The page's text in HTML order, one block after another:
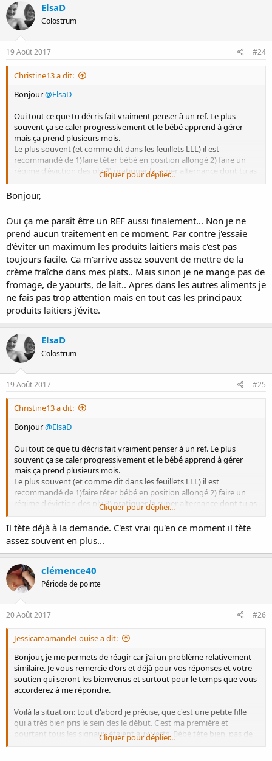
t
i
o
n
s
ElsaD
Colostrum
19 Août 2017 #24
Christine13 a dit:
Bonjour@ElsaD
Oui tout ce que tu décris fait vraiment penser à un ref. Le plus
souvent ça se caler progressivement et le bébé apprend à gérer
mais ça prend plusieurs mois.
Le plus souvent (et comme dit dans les feuillets LLL) il est
recommandé de 1)faire téter bébé en position allongé 2) faire un
régime d'éviction des plv 3) pratiquer la super alternance dont tu as
déjà pu voir les effets positifs 4) tirer un peu ton lait à la main ou au
tire lait avant de faire téter bébé 5) faire des tétées fréquentes à la
demande (pas de durée précise entre les tétées).
Ici mon ref été du à un médicament et ça rendait vraiment les tétées
impossibles. As-tu un traitement en ce moment ?
Heureusement que la nuit se passe mieux, c'est souvent le cas
N'hésite pas si tu as davantage de questions, et besoins de
précisions/conseils, nous sommes la pour ça
@JessicamamandeLouisetout ce que j'ai écrit avant peut te servir
aussi. De quelle couleur sont les selles de bébé ?
Cliquer pour déplier...
Bonjour,
Oui ça me paraît être un REF aussi finalement... Non je ne
prend aucun traitement en ce moment. Par contre j'essaie
d'éviter un maximum les produits laitiers mais c'est pas
toujours facile. Ca m'arrive assez souvent de mettre de la
crème fraîche dans mes plats.. Mais sinon je ne mange pas de
fromage, de yaourts, de lait.. Apres dans les autres aliments je
ne fais pas trop attention mais en tout cas les principaux
produits laitiers j'évite.
ElsaD
Colostrum
19 Août 2017 #25
Christine13 a dit:
Bonjour@ElsaD
Oui tout ce que tu décris fait vraiment penser à un ref. Le plus
souvent ça se caler progressivement et le bébé apprend à gérer
mais ça prend plusieurs mois.
Le plus souvent (et comme dit dans les feuillets LLL) il est
recommandé de 1)faire téter bébé en position allongé 2) faire un
régime d'éviction des plv 3) pratiquer la super alternance dont tu as
déjà pu voir les effets positifs 4) tirer un peu ton lait à la main ou au
tire lait avant de faire téter bébé 5) faire des tétées fréquentes à la
demande (pas de durée précise entre les tétées).
Ici mon ref été du à un médicament et ça rendait vraiment les tétées
Heureusement que la nuit se passe mieux, c'est souvent le cas
N'hésite pas si tu as davantage de questions, et besoins de
précisions/conseils, nous sommes la pour ça
@JessicamamandeLouise
tout ce que j'ai écrit avant peut te servir
Cliquer pour déplier...
Il tète déjà à la demande. C'est vrai qu'en ce moment il tète
assez souvent en plus...
clémence40
Période de pointe
20 Août 2017 #26
JessicamamandeLouise a dit:
Bonjour, je me permets de réagir car j'ai un problème relativement
similaire. Je vous remercie d'ors et déjà pour vos réponses et votre
soutien qui seront les bienvenus et surtout pour le temps que vous
accorderez à me répondre.
Voilà la situation: tout d'abord je précise, que c'est une petite fille
qui a très bien pris le sein des le début. C'est ma première et
pourtant tous les signaux étaient aux verts. Bébé tète bien, pas de
crevasse, du lait ! Bref tout était parfait.
Cliquer pour déplier...